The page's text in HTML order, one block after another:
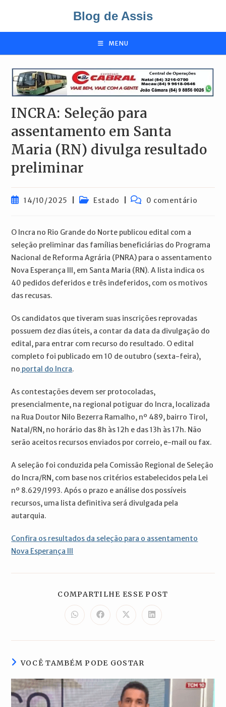
o
Blog de Assis
MENU
INCRA: Seleção para
assentamento em Santa
Maria (RN) divulga resultado
preliminar
Post14/10/2025
Categoria
Estado
Comentários
0 comentário
O Incra no Rio Grande do Norte publicou edital com a
seleção preliminar das famílias beneficiárias do Programa
Nacional de Reforma Agrária (PNRA) para o assentamento
Nova Esperança III, em Santa Maria (RN). A lista indica os
40 pedidos deferidos e três indeferidos, com os motivos
das recusas.
Os candidatos que tiveram suas inscrições reprovadas
possuem dez dias úteis, a contar da data da divulgação do
edital, para entrar com recurso do resultado. O edital
completo foi publicado em 10 de outubro (sexta-feira),
no portal do Incra.
As contestações devem ser protocoladas,
presencialmente, na regional potiguar do Incra, localizada
na Rua Doutor Nilo Bezerra Ramalho, nº 489, bairro Tirol,
Natal/RN, no horário das 8h às 12h e das 13h às 17h. Não
serão aceitos recursos enviados por correio, e-mail ou fax.
A seleção foi conduzida pela Comissão Regional de Seleção
do Incra/RN, com base nos critérios estabelecidos pela Lei
nº 8.629/1993. Após o prazo e análise dos possíveis
recursos, uma lista definitiva será divulgada pela
autarquia.
Confira os resultados da seleção para o assentamento
Nova Esperança III
COMPARTILHE ESSE POST
Abre
em
nova
Abre
em
nova
Abre
em
nova
Abre
em
nova
VOCÊ TAMBÉM PODE GOSTAR